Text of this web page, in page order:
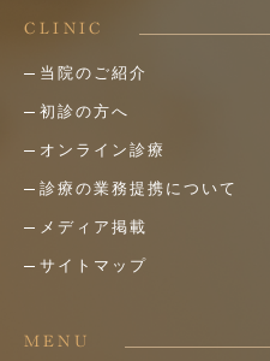
CLINIC
当院のご紹介
初診の方へ
オンライン診療
診療の業務提携について
メディア掲載
サイトマップ
MENU